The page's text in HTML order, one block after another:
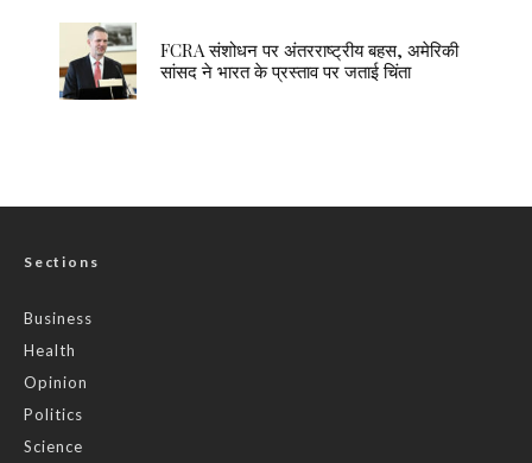
FCRA संशोधन पर अंतरराष्ट्रीय बहस, अमेरिकी
सांसद ने भारत के प्रस्ताव पर जताई चिंता
Sections
Business
Health
Opinion
Politics
Science